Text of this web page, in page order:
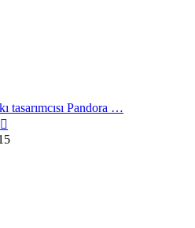
tasarımcısı Pandora …
mesajı